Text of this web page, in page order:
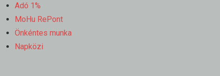
Adó 1%
MoHu RePont
Önkéntes munka
Napközi